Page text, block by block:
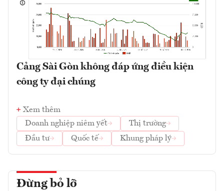
Cảng Sài Gòn không đáp ứng điều kiện
công ty đại chúng
Xem thêm
Doanh nghiệp niêm yết
Thị trường
Đầu tư
Quốc tế Khung pháp lý
Đừng bỏ lỡ